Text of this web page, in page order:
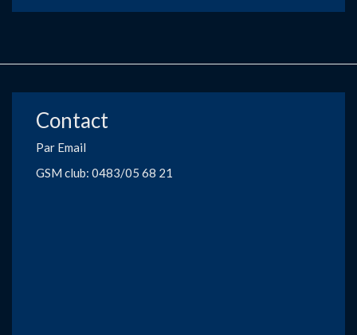
Contact
Par Email
GSM club: 0483/05 68 21